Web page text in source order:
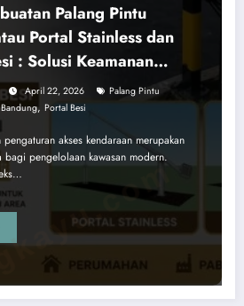
Palang Pintu
Portal Stainless dan
: Solusi Keamanan
Pabrik, dan Hotel
April 22, 2026
Palang Pintu
, Portal Besi
pengaturan akses kendaraan merupakan
bagi pengelolaan kawasan modern.